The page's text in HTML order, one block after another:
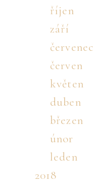
říjen
září
červenec
červen
květen
duben
březen
únor
leden
2018